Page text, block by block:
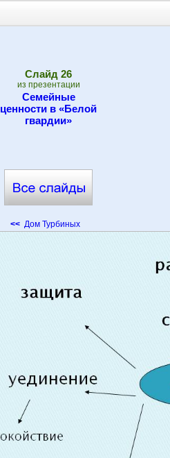
Cлайд 26
из презентации
Семейные
ценности в «Белой
гвардии»
<< Дом Турбиных